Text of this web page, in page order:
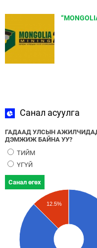
Санал асуулга
ГАДААД УЛСЫН АЖИЛЧИДАД
ДЭМЖИЖ БАЙНА УУ?
ТИЙМ
ҮГҮЙ
Санал өгөх
12.5%